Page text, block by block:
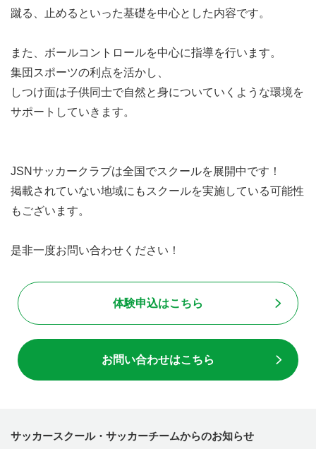
蹴る、止めるといった基礎を中心とした内容です。
また、ボールコントロールを中心に指導を行います。
集団スポーツの利点を活かし、
しつけ面は子供同士で自然と身についていくような環境を
サポートしていきます。
JSNサッカークラブは全国でスクールを展開中です！
掲載されていない地域にもスクールを実施している可能性
もございます。
是非一度お問い合わせください！
体験申込はこちら
お問い合わせはこちら
サッカースクール・サッカーチームからのお知らせ